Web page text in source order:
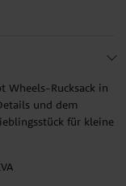
Wheels-Rucksack in
und dem
für kleine